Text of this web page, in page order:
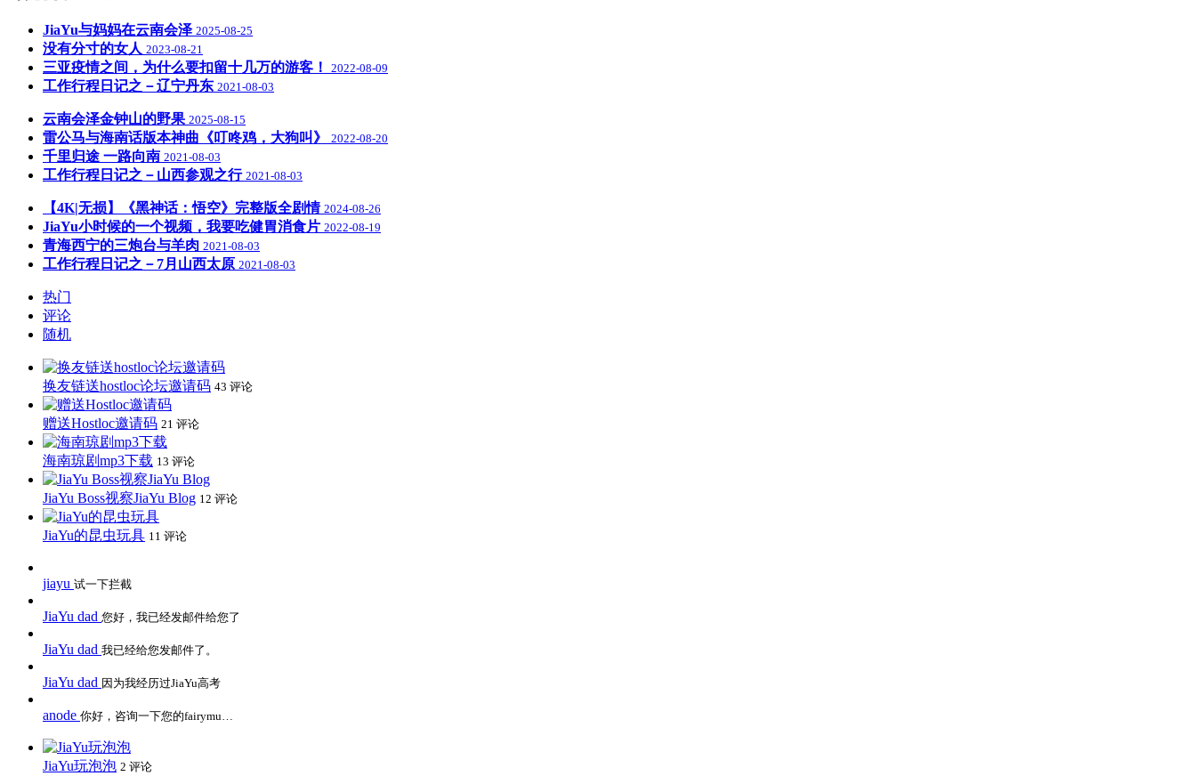
JiaYu与妈妈在云南会泽 2025-08-25
没有分寸的女人 2023-08-21
三亚疫情之间，为什么要扣留十几万的游客！ 2022-08-09
工作行程日记之－辽宁丹东 2021-08-03
云南会泽金钟山的野果 2025-08-15
雷公马与海南话版本神曲《叮咚鸡，大狗叫》 2022-08-20
千里归途 一路向南 2021-08-03
工作行程日记之－山西参观之行 2021-08-03
【4K|无损】《黑神话：悟空》完整版全剧情 2024-08-26
JiaYu小时候的一个视频，我要吃健胃消食片 2022-08-19
青海西宁的三炮台与羊肉 2021-08-03
工作行程日记之－7月山西太原 2021-08-03
热门
评论
随机
换友链送hostloc论坛邀请码 43 评论
赠送Hostloc邀请码 21 评论
海南琼剧mp3下载 13 评论
JiaYu Boss视察JiaYu Blog 12 评论
JiaYu的昆虫玩具 11 评论
jiayu 试一下拦截
JiaYu dad 您好，我已经发邮件给您了
JiaYu dad 我已经给您发邮件了。
JiaYu dad 因为我经历过JiaYu高考
anode 你好，咨询一下您的fairymu…
JiaYu玩泡泡 2 评论